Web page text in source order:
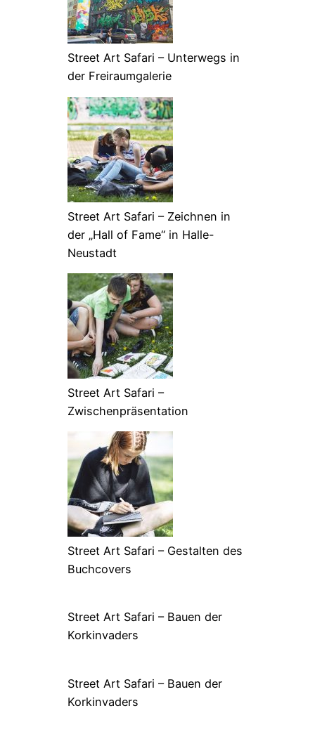
Street Art Safari – Unterwegs in
der Freiraumgalerie
Street Art Safari – Zeichnen in
der „Hall of Fame“ in Halle-
Neustadt
Street Art Safari –
Zwischenpräsentation
Street Art Safari – Gestalten des
Buchcovers
Street Art Safari – Bauen der
Korkinvaders
Street Art Safari – Bauen der
Korkinvaders